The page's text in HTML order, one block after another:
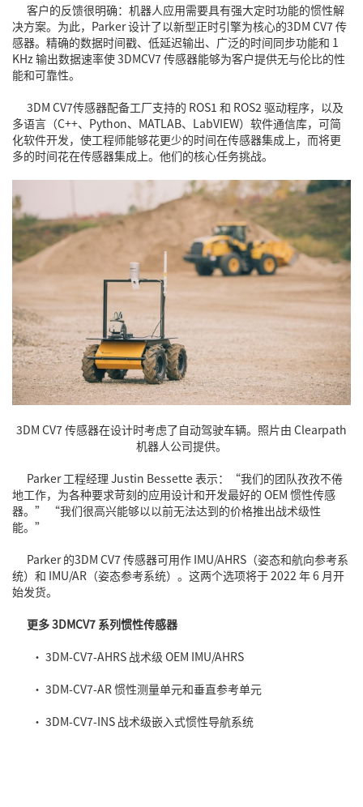
客户的反馈很明确：机器人应用需要具有强大定时功能的惯性解
决方案。为此，Parker 设计了以新型正时引擎为核心的3DM CV7 传
感器。精确的数据时间戳、低延迟输出、广泛的时间同步功能和 1
KHz 输出数据速率使3DMCV7 传感器能够为客户提供无与伦比的性
能和可靠性。
3DM CV7传感器配备工厂支持的 ROS1 和 ROS2 驱动程序，以及
多语言（C++、Python、MATLAB、LabVIEW）软件通信库，可简
化软件开发，使工程师能够花更少的时间在传感器集成上，而将更
多的时间花在传感器集成上。他们的核心任务挑战。
3DM CV7 传感器在设计时考虑了自动驾驶车辆。照片由 Clearpath
机器人公司提供。
Parker 工程经理 Justin Bessette 表示：“我们的团队孜孜不倦
地工作，为各种要求苛刻的应用设计和开发最好的 OEM 惯性传感
器。” “我们很高兴能够以以前无法达到的价格推出战术级性
能。”
Parker的3DM CV7 传感器可用作 IMU/AHRS（姿态和航向参考系
统）和 IMU/AR（姿态参考系统）。这两个选项将于 2022 年 6 月开
始发货。
更多 3DMCV7 系列惯性传感器
• 3DM-CV7-AHRS 战术级 OEM IMU/AHRS
• 3DM-CV7-AR 惯性测量单元和垂直参考单元
• 3DM-CV7-INS 战术级嵌入式惯性导航系统